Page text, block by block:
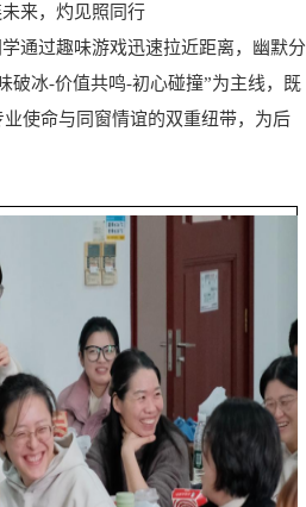
来，灼见照同行
学通过趣味游戏迅速拉近距离，幽默分
破冰-价值共鸣-初心碰撞”为主线，既
使命与同窗情谊的双重纽带，为后